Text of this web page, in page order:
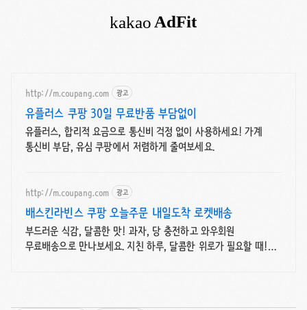
http://m.coupang.com 광고
유플러스 쿠팡 30일 무료반품 부담없이
유플러스, 합리적 요금으로 통신비 걱정 없이 사용하세요! 가계
통신비 부담, 유심 쿠팡에서 저렴하게 줄여보세요.
http://m.coupang.com 광고
배스킨라빈스 쿠팡 오늘주문 내일도착 로켓배송
부드러운 식감, 달콤한 맛! 과자, 당 충전하고 와우회원
무료배송으로 만나보세요. 지친 하루, 달콤한 위로가 필요할 때!